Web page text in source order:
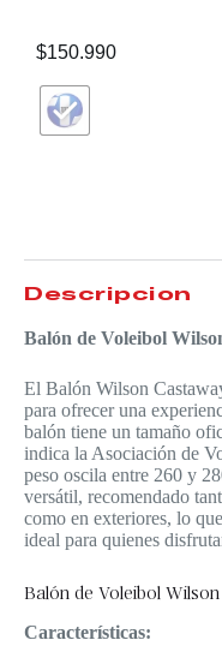
$150.990
Descripción
Balón de Voleibol
El Balón Wilson
para ofrecer una
balón tiene un tamaño
indica la Asociación de
peso oscila entre 260 y
versátil, recomendado
como en exteriores, lo
ideal para quienes
Balón de Voleibol Wilson
Características: